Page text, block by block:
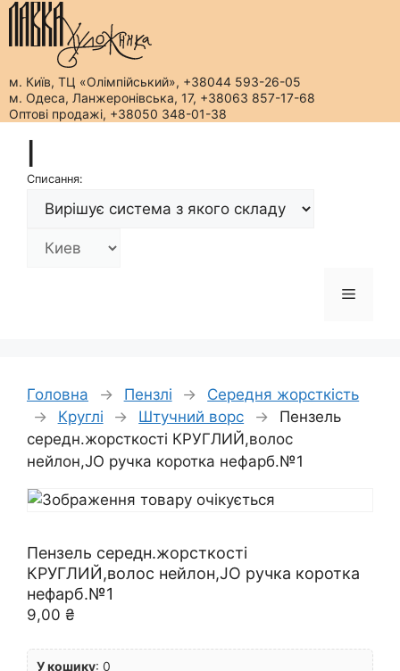
м. Київ, ТЦ «Олімпійський», +38044 593-26-05
м. Одеса, Ланжеронівська, 17, +38063 857-17-68
Оптові продажі, +38050 348-01-38
вмістуСписання:
Меню
Головна → Пензлі →
Середня жорсткість
→
Круглі → Штучний ворс →
Пензель
середн.жорсткості КРУГЛИЙ,волос
нейлон,JO ручка коротка нефарб.№1
Пензель середн.жорсткості
КРУГЛИЙ,волос нейлон,JO ручка коротка
нефарб.№1
9,00 ₴
У кошику: 0